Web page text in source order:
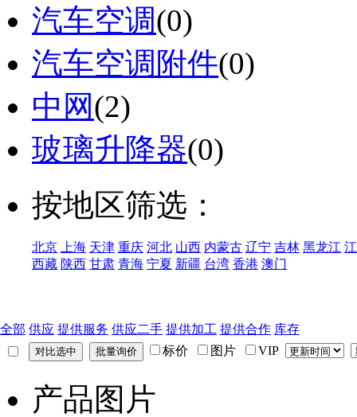
汽车空调(0)
汽车空调附件(0)
中网(2)
玻璃升降器(0)
按地区筛选：
北京 上海 天津 重庆 河北 山西 内蒙古 辽宁 吉林 黑龙江
西藏 陕西 甘肃 青海 宁夏 新疆 台湾 香港 澳门
全部 供应 提供服务 供应二手 提供加工 提供合作 库存
标价
图片 VIP
产品图片